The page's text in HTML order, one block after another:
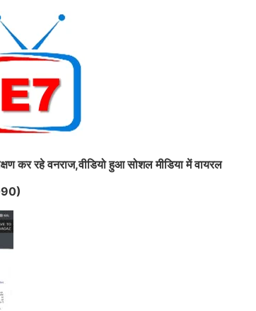
कर रहे वनराज,वीडियो हुआ सोशल मीडिया में वायरल